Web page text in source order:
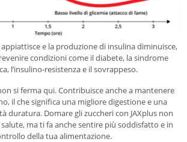
appiattisce e la produzione di insulina diminuisce,
condizioni come il diabete, la sindrome
l’insulino-resistenza e il sovrappeso.
non si ferma qui. Contribuisce anche a mantenere
il che significa una migliore digestione e una
duratura. Domare gli zuccheri con JAXplus non
ma ti fa anche sentire più soddisfatto e in
della tua alimentazione.